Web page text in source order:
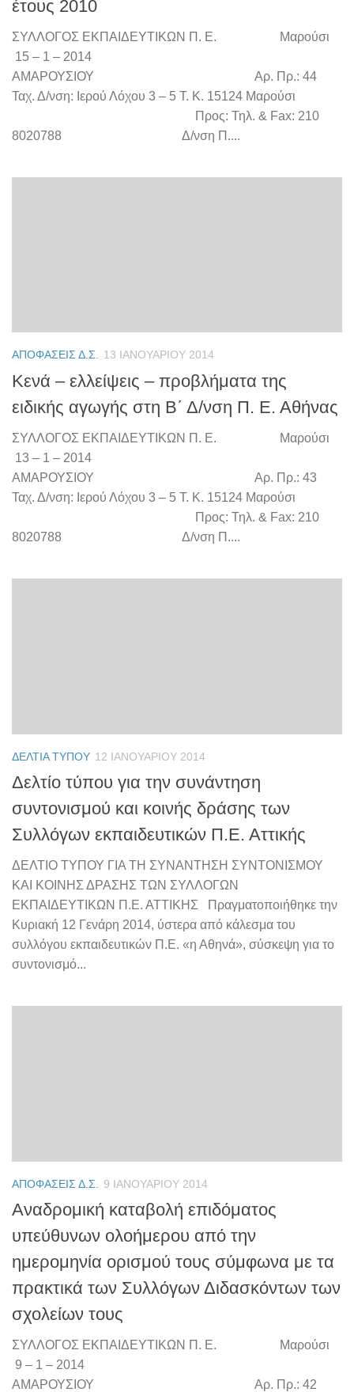
έτους 2010
ΣΥΛΛΟΓΟΣ ΕΚΠΑΙΔΕΥΤΙΚΩΝ Π. Ε. Μαρούσι
15 – 1 – 2014
ΑΜΑΡΟΥΣΙΟΥ Αρ. Πρ.: 44
Ταχ. Δ/νση: Ιερού Λόχου 3 – 5 Τ. Κ. 15124 Μαρούσι
Προς: Τηλ. & Fax: 210
8020788 Δ/νση Π....
ΑΠΟΦΆΣΕΙΣ Δ.Σ. 13 ΙΑΝΟΥΑΡΊΟΥ 2014
Κενά – ελλείψεις – προβλήματα της
ειδικής αγωγής στη Β΄ Δ/νση Π. Ε. Αθήνας
ΣΥΛΛΟΓΟΣ ΕΚΠΑΙΔΕΥΤΙΚΩΝ Π. Ε. Μαρούσι
13 – 1 – 2014
ΑΜΑΡΟΥΣΙΟΥ Αρ. Πρ.: 43
Ταχ. Δ/νση: Ιερού Λόχου 3 – 5 Τ. Κ. 15124 Μαρούσι
Προς: Τηλ. & Fax: 210
8020788 Δ/νση Π....
ΔΕΛΤΊΑ ΤΎΠΟΥ 12 ΙΑΝΟΥΑΡΊΟΥ 2014
Δελτίο τύπου για την συνάντηση
συντονισμού και κοινής δράσης των
Συλλόγων εκπαιδευτικών Π.Ε. Αττικής
ΔΕΛΤΙΟ ΤΥΠΟΥ ΓΙΑ ΤΗ ΣΥΝΑΝΤΗΣΗ ΣΥΝΤΟΝΙΣΜΟΥ
ΚΑΙ ΚΟΙΝΗΣ ΔΡΑΣΗΣ ΤΩΝ ΣΥΛΛΟΓΩΝ
ΕΚΠΑΙΔΕΥΤΙΚΩΝ Π.Ε. ΑΤΤΙΚΗΣ Πραγματοποιήθηκε την
Κυριακή 12 Γενάρη 2014, ύστερα από κάλεσμα του
συλλόγου εκπαιδευτικών Π.Ε. «η Αθηνά», σύσκεψη για το
συντονισμό...
ΑΠΟΦΆΣΕΙΣ Δ.Σ. 9 ΙΑΝΟΥΑΡΊΟΥ 2014
Αναδρομική καταβολή επιδόματος
υπεύθυνων ολοήμερου από την
ημερομηνία ορισμού τους σύμφωνα με τα
πρακτικά των Συλλόγων Διδασκόντων των
σχολείων τους
ΣΥΛΛΟΓΟΣ ΕΚΠΑΙΔΕΥΤΙΚΩΝ Π. Ε. Μαρούσι
9 – 1 – 2014
ΑΜΑΡΟΥΣΙΟΥ Αρ. Πρ.: 42